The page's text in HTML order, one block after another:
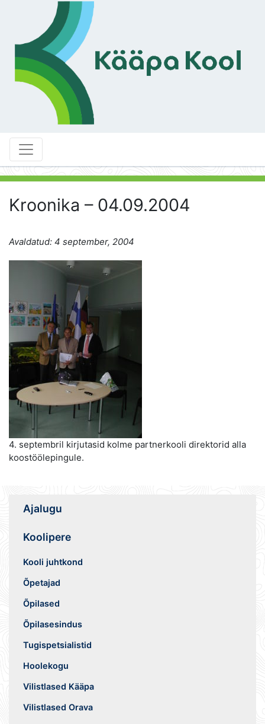
Kroonika – 04.09.2004
Avaldatud: 4 september, 2004
4. septembril kirjutasid kolme partnerkooli direktorid alla
koostöölepingule.
Ajalugu
Koolipere
Kooli juhtkond
Õpetajad
Õpilased
Õpilasesindus
Tugispetsialistid
Hoolekogu
Vilistlased Kääpa
Vilistlased Orava